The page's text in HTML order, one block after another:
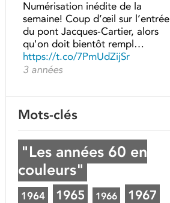
Numérisation inédite de la
semaine! Coup d’œil sur l’entrée
du pont Jacques-Cartier, alors
qu'on doit bientôt rempl…
https://t.co/7PmUdZijSr
3 années
Mots-clés
"Les années 60 en
couleurs"
1964 1965 1966 1967